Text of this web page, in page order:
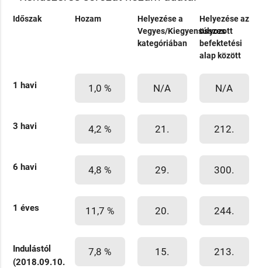
Időszak Hozam
Helyezése a
Vegyes/Kiegyensúlyozott
kategóriában
Helyezése az
összes
befektetési
alap között
1 havi 1,0 % N/A N/A
3 havi 4,2 % 21. 212.
6 havi 4,8 % 29. 300.
1 éves 11,7 % 20. 244.
Indulástól
(2018.09.10.
7,8 % 15. 213.